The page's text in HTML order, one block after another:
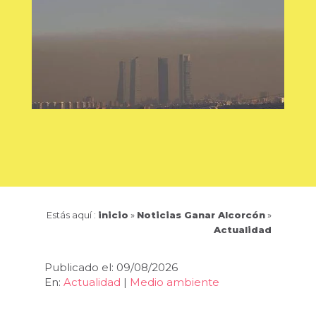
Estás aquí : inicio » Noticias Ganar Alcorcón»
Actualidad
Publicado el: 09/08/2026
En: Actualidad | Medio ambiente